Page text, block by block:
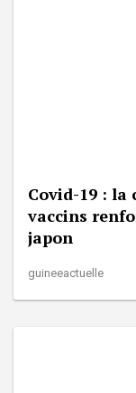
Covid-19 : la
vaccins
japon
guineeactuelle